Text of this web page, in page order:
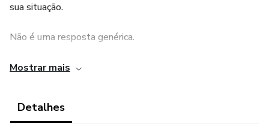
sua situação.
Não é uma resposta genérica.
É uma leitura feita exclusivamente para você, considerando
sobre uma situação… a decisão se torna muito mais clara.
Mostrar mais
Detalhes